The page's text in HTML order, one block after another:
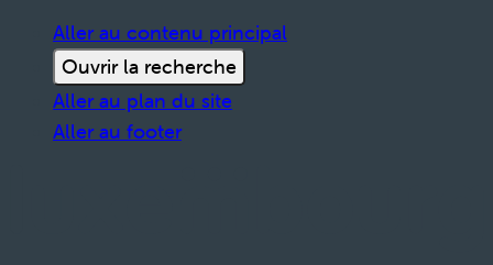
Aller au contenu principal
Ouvrir la recherche
Aller au plan du site
Aller au footer